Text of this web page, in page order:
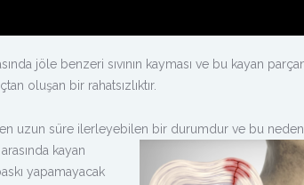
jöle benzeri sıvının kayması ve bu kayan
oluşan bir rahatsızlıktır.
uzun süre ilerleyebilen bir durumdur ve bu
kayan
yapamayacak